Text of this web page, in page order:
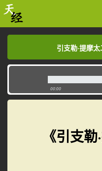
引支勒·提
引支勒·提摩
00:00
《引支